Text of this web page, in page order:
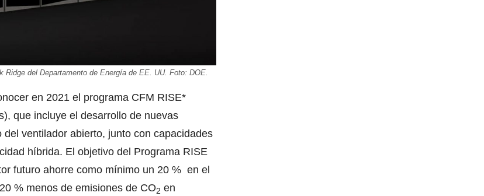
del Departamento de Energía de EE. UU. Foto: DOE.
en 2021 el programa CFM RISE*
que incluye el desarrollo de nuevas
ventilador abierto, junto con capacidades
híbrida. El objetivo del Programa RISE
futuro ahorre como mínimo un 20 % en el
% menos de emisiones de CO2 en